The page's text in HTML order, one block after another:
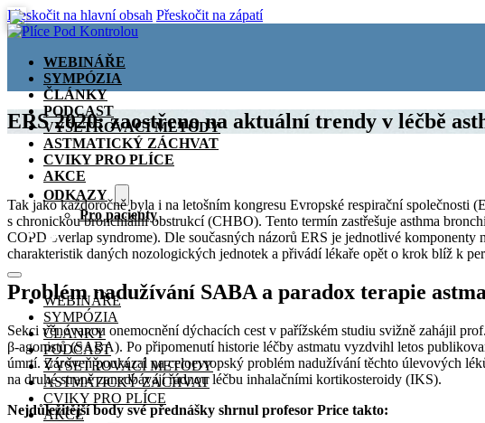
Přeskočit na hlavní obsah Přeskočit na zápatí
WEBINÁŘE
SYMPÓZIA
ČLÁNKY
PODCAST
VYŠETŘOVACÍ METODY
ASTMATICKÝ ZÁCHVAT
CVIKY PRO PLÍCE
AKCE
ODKAZY
Pro pacienty
🏠
WEBINÁŘE
SYMPÓZIA
ČLÁNKY
PODCAST
VYŠETŘOVACÍ METODY
ASTMATICKÝ ZÁCHVAT
CVIKY PRO PLÍCE
AKCE
ERS 2020: zaostřeno na aktuální trendy v léčbě
Tak jako každoročně byla i na letošním kongresu Evropské respirační společnosti
s chronickou bronchiální obstrukcí (CHBO). Tento termín zastřešuje asthma
COPD overlap syndrome). Dle současných názorů ERS je jednotlivé komponenty
charakteristik daných nozologických jednotek a přivádí lékaře opět o krok blíž k
Problém nadužívání SABA a paradox terapie
Sekci věnovanou onemocnění dýchacích cest v pařížském studiu svižně zahájil
β-agonistů (SABA). Po připomenutí historie léčby astmatu vyzdvihl letos
úmrtí. Zároveň poukázal na celoevropský problém nadužívání těchto úlevových
na druhé straně zanedbávají řádnou léčbu inhalačními kortikosteroidy (IKS).
Nejdůležitější body své přednášky shrnul profesor Price takto: